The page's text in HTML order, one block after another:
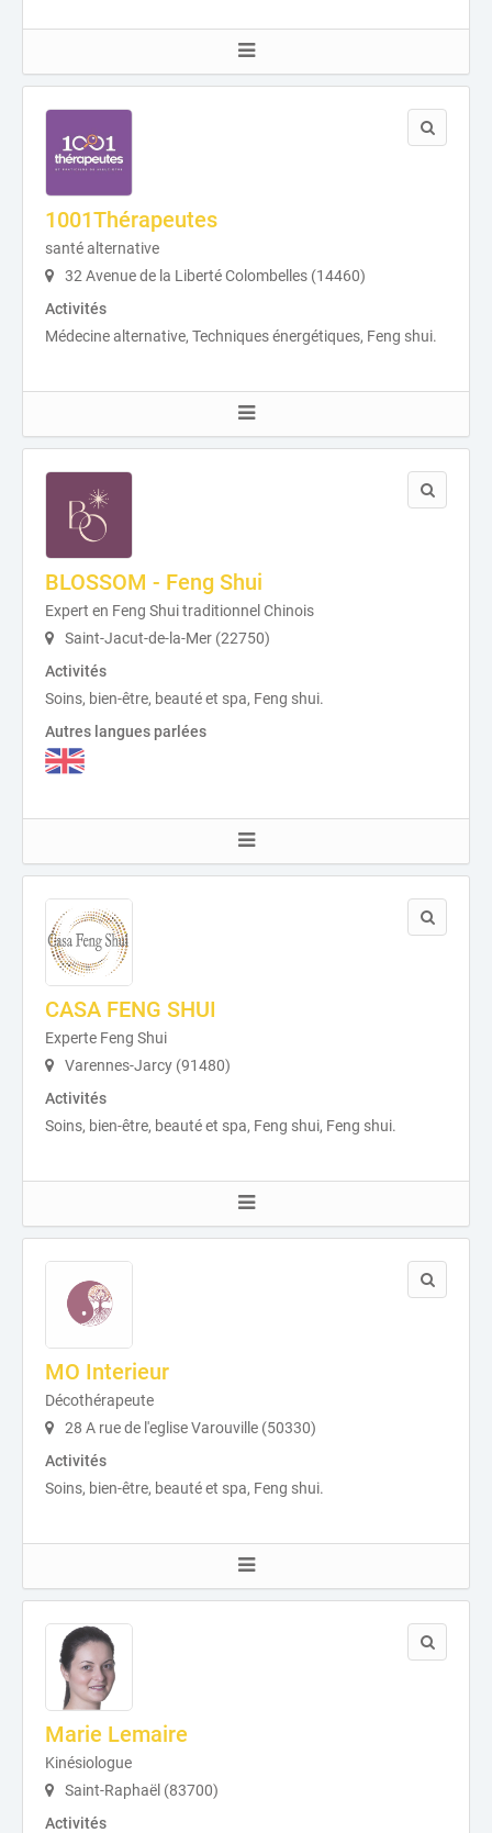
1001Thérapeutes
santé alternative
32 Avenue de la Liberté Colombelles (14460)
Activités
Médecine alternative, Techniques énergétiques, Feng shui.
BLOSSOM - Feng Shui
Expert en Feng Shui traditionnel Chinois
Saint-Jacut-de-la-Mer (22750)
Activités
Soins, bien-être, beauté et spa, Feng shui.
Autres langues parlées
CASA FENG SHUI
Experte Feng Shui
Varennes-Jarcy (91480)
Activités
Soins, bien-être, beauté et spa, Feng shui, Feng shui.
MO Interieur
Décothérapeute
28 A rue de l'eglise Varouville (50330)
Activités
Soins, bien-être, beauté et spa, Feng shui.
Marie Lemaire
Kinésiologue
Saint-Raphaël (83700)
Activités